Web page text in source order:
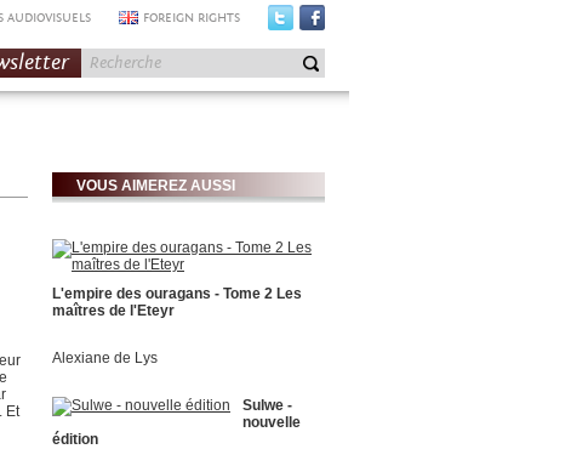
AUDIOVISUELS FOREIGN RIGHTS
Et
VOUS AIMEREZ AUSSI
L'empire des ouragans - Tome 2 Les
maîtres de l'Eteyr
Alexiane de Lys
Sulwe -
nouvelle
édition